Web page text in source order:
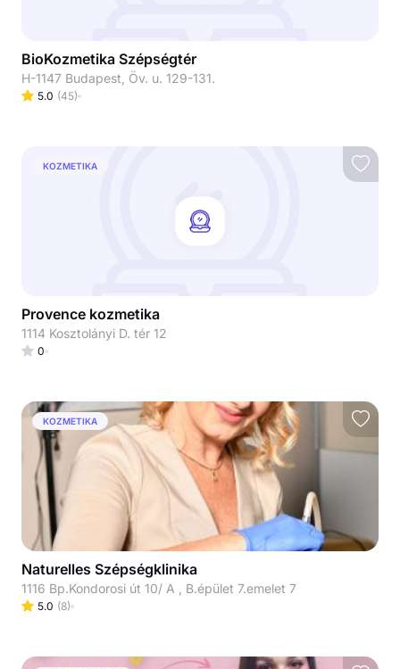
BioKozmetika Szépségtér
H-1147 Budapest, Öv. u. 129-131.
5.0 (45)
KOZMETIKA
Provence kozmetika
1114 Kosztolányi D. tér 12
0
KOZMETIKA
Naturelles Szépségklinika
1116 Bp.Kondorosi út 10/ A , B.épület 7.emelet 7
5.0 (8)